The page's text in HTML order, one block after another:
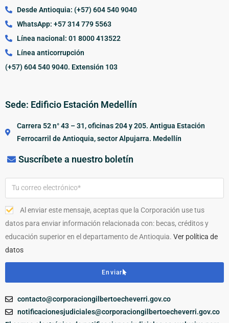
Desde Antioquia: (+57) 604 540 9040
WhatsApp: +57 314 779 5563
Línea nacional: 01 8000 413522
Línea anticorrupción
(+57) 604 540 9040. Extensión 103
Sede: Edificio Estación Medellín
Carrera 52 n° 43 – 31, oficinas 204 y 205. Antigua Estación
Ferrocarril de Antioquia, sector Alpujarra. Medellín
Suscríbete a nuestro boletín
Al enviar este mensaje, aceptas que la Corporación use tus
datos para enviar información relacionada con: becas, créditos y
educación superior en el departamento de Antioquia. Ver política de
datos
Enviar
contacto@corporaciongilbertoecheverri.gov.co
notificacionesjudiciales@corporaciongilbertoecheverri.gov.co